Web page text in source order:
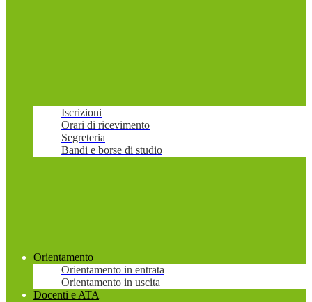
Iscrizioni
Orari di ricevimento
Segreteria
Bandi e borse di studio
Orientamento
Orientamento in entrata
Orientamento in uscita
Docenti e ATA